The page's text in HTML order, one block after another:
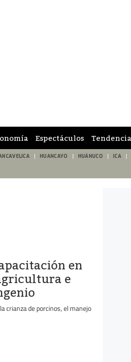
Espectáculos Tendencia
HUANCAYO HUÁNUCO ICA
en
e
crianza de porcinos, el manejo